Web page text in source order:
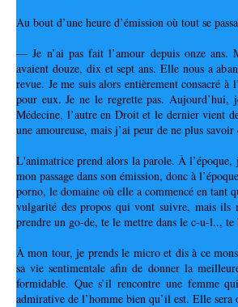
Au bout d’une heure d’émission où tout se
— Je n’ai pas fait l’amour depuis onze ans.
avaient douze, dix et sept ans. Elle nous a
revue. Je me suis alors entièrement consacré à
pour eux. Je ne le regrette pas. Aujourd’hui,
Médecine, l’autre en Droit et le dernier vient
une amoureuse, mais j’ai peur de ne plus
L'animatrice prend alors la parole. À
mon passage dans son émission, donc à
porno, le domaine où elle a commencé en tant
vulgarité des propos qui vont suivre, mais ils
prendre un go-de, te le mettre dans le c-u-l..,
À mon tour, je prends le micro et dis à ce
sa vie sentimentale afin de donner la
formidable. Que s’il rencontre une femme
admirative de l’homme bien qu’il est. Elle sera